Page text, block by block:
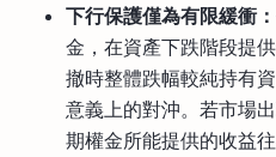
下行保護僅為有限緩衝：
金，在資產下跌階段提
撤時整體跌幅較純持有
意義上的對沖。若市場
期權金所能提供的收益